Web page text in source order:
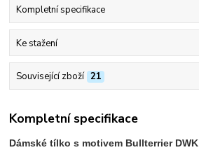
Kompletní specifikace
Ke stažení
Související zboží 21
Kompletní specifikace
Dámské tílko s motivem Bullterrier DWK